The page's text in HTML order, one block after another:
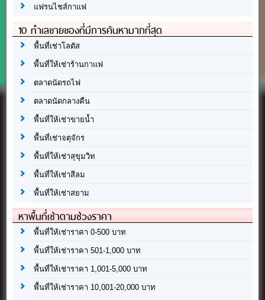
แฟรนไชส์กาแฟ
10 ทำเลขายของที่มีการค้นหามากที่สุด
พื้นที่เช่าโลตัส
พื้นที่ให้เช่าร้านกาแฟ
ตลาดนัดรถไฟ
ตลาดนัดกลางคืน
พื้นที่ให้เช่าขายน้ำ
พื้นที่เช่าจตุจักร
พื้นที่ให้เช่าสุขุมวิท
พื้นที่ให้เช่าสีลม
พื้นที่ให้เช่าสยาม
หาพื้นที่เช่าตามช่วงราคา
พื้นที่ให้เช่าราคา 0-500 บาท
พื้นที่ให้เช่าราคา 501-1,000 บาท
พื้นที่ให้เช่าราคา 1,001-5,000 บาท
พื้นที่ให้เช่าราคา 10,001-20,000 บาท